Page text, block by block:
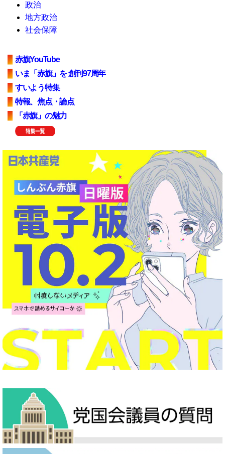
政治
地方政治
社会保障
赤旗YouTube
いま「赤旗」を 創刊97周年
すいよう特集
特報、焦点・論点
「赤旗」の魅力